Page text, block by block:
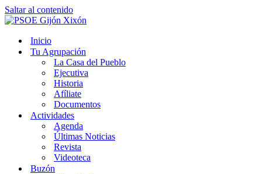
Saltar al contenido
Inicio
Tu Agrupación
La Casa del Pueblo
Ejecutiva
Historia
Afíliate
Documentos
Actividades
Agenda
Últimas Noticias
Revista
Videoteca
Buzón